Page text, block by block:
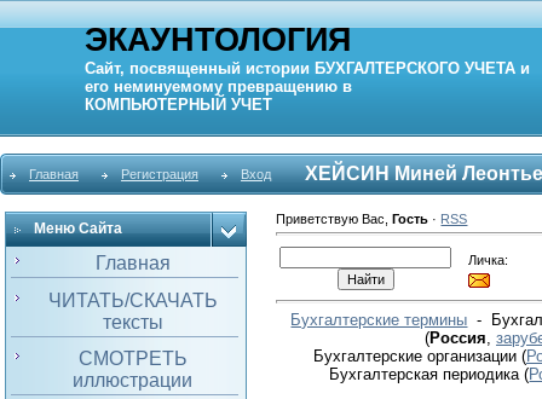
ЭКАУНТОЛОГИЯ
Сайт, посвященный истории БУХГАЛТЕРСКОГО УЧЕТА и
его неминуемому превращению в
КОМПЬЮТЕРНЫЙ УЧЕТ
Главная Регистрация Вход ХЕЙСИН Миней
Меню Сайта
Главная
ЧИТАТЬ/СКАЧАТЬ
тексты
СМОТРЕТЬ
иллюстрации
Приветствую Вас ,Гость · RSS
Личка:
Бухгалтерские термины -
(Россия
Бухгалтерские организации (
Бухгалтерская периодика(